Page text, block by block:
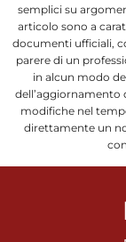
semplici su
articolo sono a
documenti ufficiali,
parere di un
in alcun modo
modifiche nel
direttamente un